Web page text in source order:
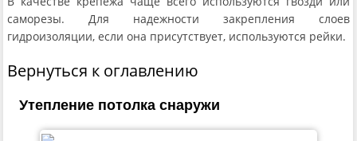
саморезы. Для надежности закрепления слоев
гидроизоляции, если она присутствует, используются рейки.
Вернуться к оглавлению
Утепление потолка снаружи